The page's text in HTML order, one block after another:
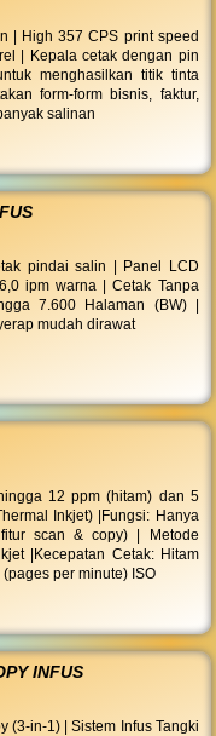
| High 357 CPS print speed
| Kepala cetak dengan pin
menghasilkan titik tinta
form-form bisnis, faktur,
salinan
pindai salin | Panel LCD
ipm warna | Cetak Tanpa
7.600 Halaman (BW) |
mudah dirawat
12 ppm (hitam) dan 5
Inkjet) |Fungsi: Hanya
scan & copy) | Metode
|Kecepatan Cetak: Hitam
per minute) ISO
INFUS
(3-in-1) | Sistem Infus Tangki